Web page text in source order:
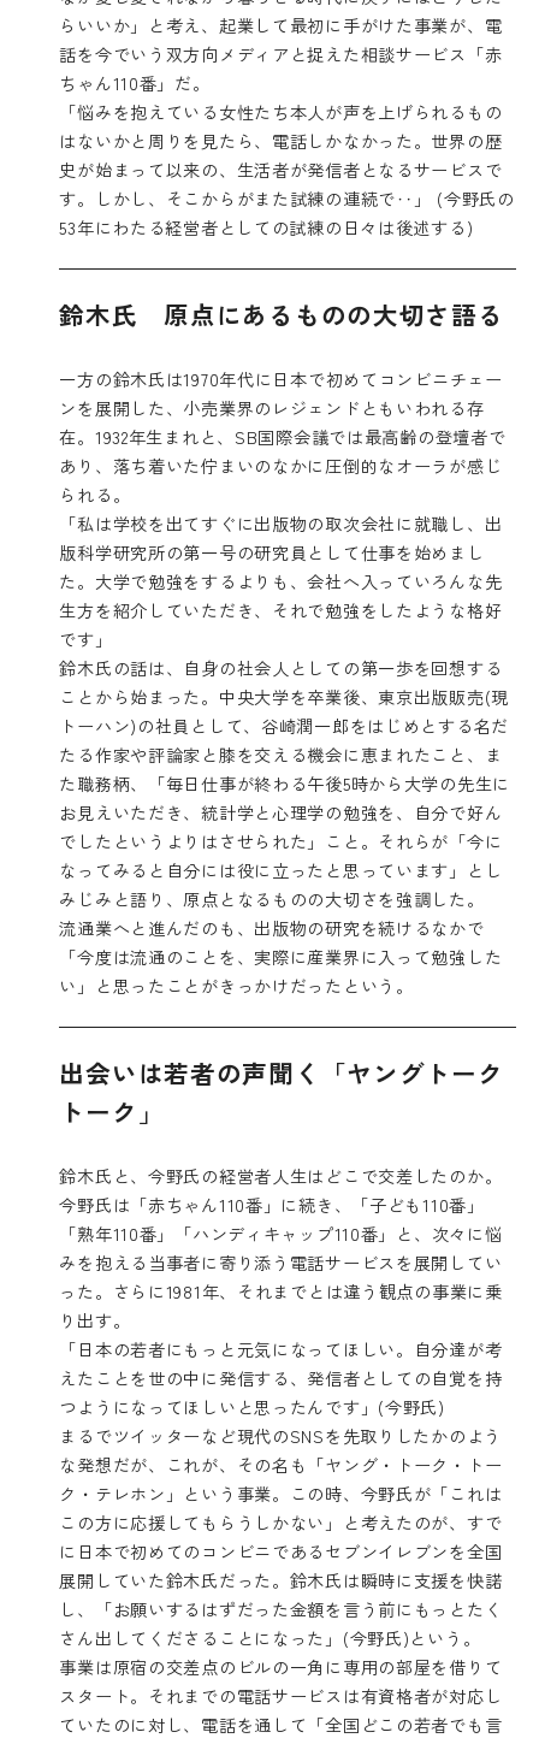
らいいか」と考え、起業して最初に手がけた事業が、電
話を今でいう双方向メディアと捉えた相談サービス「赤
ちゃん110番」だ。
「悩みを抱えている女性たち本人が声を上げられるもの
はないかと周りを見たら、電話しかなかった。世界の歴
史が始まって以来の、生活者が発信者となるサービスで
す。しかし、そこからがまた試練の連続で‥」 (今野氏の
53年にわたる経営者としての試練の日々は後述する)
鈴木氏 原点にあるものの大切さ語る
一方の鈴木氏は1970年代に日本で初めてコンビニチェー
ンを展開した、小売業界のレジェンドともいわれる存
在。1932年生まれと、SB国際会議では最高齢の登壇者で
あり、落ち着いた佇まいのなかに圧倒的なオーラが感じ
られる。
「私は学校を出てすぐに出版物の取次会社に就職し、出
版科学研究所の第一号の研究員として仕事を始めまし
た。大学で勉強をするよりも、会社へ入っていろんな先
生方を紹介していただき、それで勉強をしたような格好
です」
鈴木氏の話は、自身の社会人としての第一歩を回想する
ことから始まった。中央大学を卒業後、東京出版販売(現
トーハン)の社員として、谷崎潤一郎をはじめとする名だ
たる作家や評論家と膝を交える機会に恵まれたこと、ま
た職務柄、「毎日仕事が終わる午後5時から大学の先生に
お見えいただき、統計学と心理学の勉強を、自分で好ん
でしたというよりはさせられた」こと。それらが「今に
なってみると自分には役に立ったと思っています」とし
みじみと語り、原点となるものの大切さを強調した。
流通業へと進んだのも、出版物の研究を続けるなかで
「今度は流通のことを、実際に産業界に入って勉強した
い」と思ったことがきっかけだったという。
出会いは若者の声聞く「ヤングトーク
トーク」
鈴木氏と、今野氏の経営者人生はどこで交差したのか。
今野氏は「赤ちゃん110番」に続き、「子ども110番」
「熟年110番」「ハンディキャップ110番」と、次々に悩
みを抱える当事者に寄り添う電話サービスを展開してい
った。さらに1981年、それまでとは違う観点の事業に乗
り出す。
「日本の若者にもっと元気になってほしい。自分達が考
えたことを世の中に発信する、発信者としての自覚を持
つようになってほしいと思ったんです」(今野氏)
まるでツイッターなど現代のSNSを先取りしたかのよう
な発想だが、これが、その名も「ヤング・トーク・トー
ク・テレホン」という事業。この時、今野氏が「これは
この方に応援してもらうしかない」と考えたのが、すで
に日本で初めてのコンビニであるセブンイレブンを全国
展開していた鈴木氏だった。鈴木氏は瞬時に支援を快諾
し、「お願いするはずだった金額を言う前にもっとたく
さん出してくださることになった」(今野氏)という。
事業は原宿の交差点のビルの一角に専用の部屋を借りて
スタート。それまでの電話サービスは有資格者が対応し
ていたのに対し、電話を通して「全国どこの若者でも言